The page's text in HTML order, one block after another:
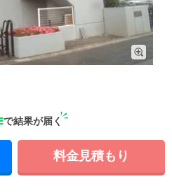
老人ホーム。自立から要介護ま
居いただけます。
で結果が届く
料金見積もり